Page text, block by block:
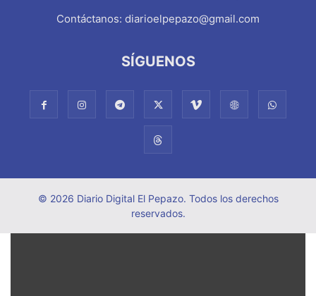
Contáctanos: diarioelpepazo@gmail.com
SÍGUENOS
© 2026 Diario Digital El Pepazo. Todos los derechos
reservados.